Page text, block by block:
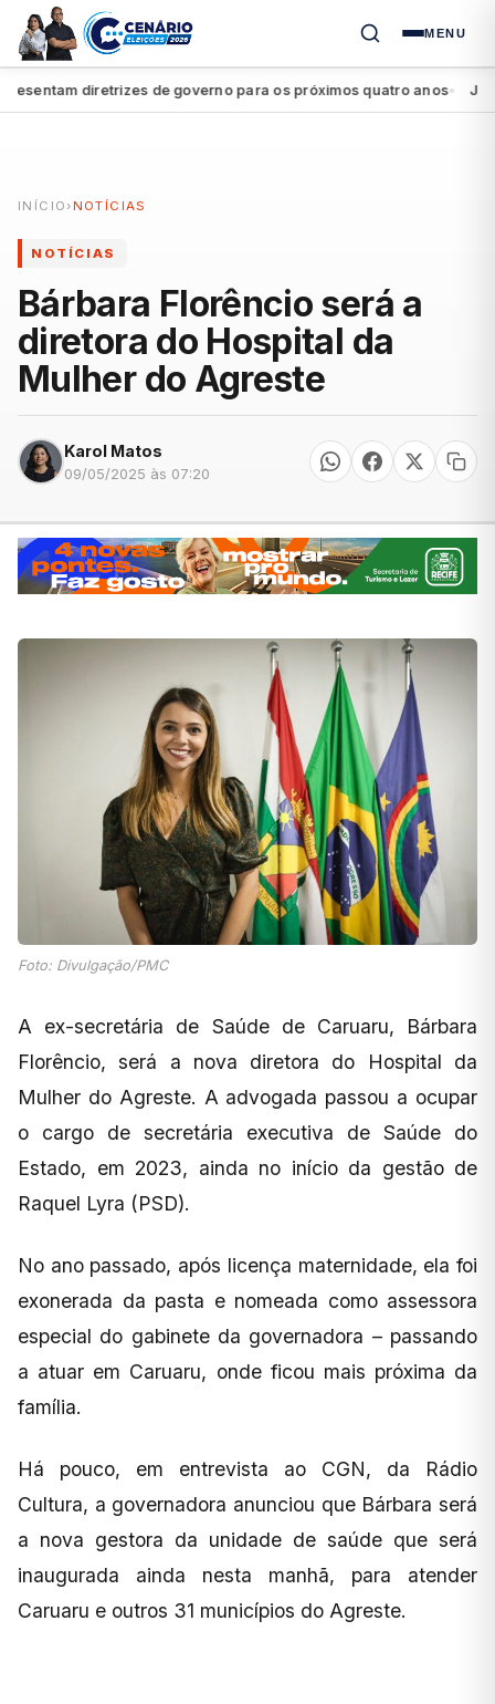
MENU
diretrizes de governo para os próximos quatro anos● João
INÍCIO › NOTÍCIAS
NOTÍCIAS
Bárbara Florêncio será a
diretora do Hospital da
Mulher do Agreste
Karol Matos
09/05/2025 às 07:20
Foto: Divulgação/PMC
A ex-secretária de Saúde de Caruaru, Bárbara
Florêncio, será a nova diretora do Hospital da
Mulher do Agreste. A advogada passou a ocupar
o cargo de secretária executiva de Saúde do
Estado, em 2023, ainda no início da gestão de
Raquel Lyra (PSD).
No ano passado, após licença maternidade, ela foi
exonerada da pasta e nomeada como assessora
especial do gabinete da governadora – passando
a atuar em Caruaru, onde ficou mais próxima da
família.
Há pouco, em entrevista ao CGN, da Rádio
Cultura, a governadora anunciou que Bárbara será
a nova gestora da unidade de saúde que será
inaugurada ainda nesta manhã, para atender
Caruaru e outros 31 municípios do Agreste.